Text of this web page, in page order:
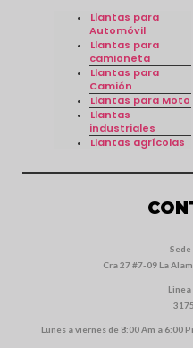
Llantas para
Automóvil
Llantas para
camioneta
Llantas para
Camión
Llantas para Moto
Llantas
industriales
Llantas agrícolas
Cra 27 #7-09 La
Lunes a viernes de 8:00 Am a 6:00